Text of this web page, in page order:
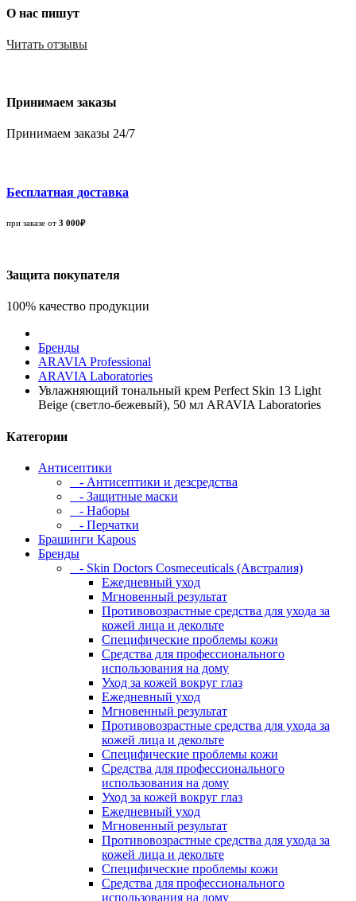
О нас пишут
Читать отзывы
Принимаем заказы
Принимаем заказы 24/7
Бесплатная доставка
при заказе от 3 000₽
Защита покупателя
100% качество продукции
Бренды
ARAVIA Professional
ARAVIA Laboratories
Увлажняющий тональный крем Perfect Skin 13 Light
Beige (светло-бежевый), 50 мл ARAVIA Laboratories
Категории
Антисептики
- Антисептики и дезсредства
- Защитные маски
- Наборы
- Перчатки
Брашинги Kapous
Бренды
- Skin Doctors Cosmeceuticals (Австралия)
Ежедневный уход
Мгновенный результат
Противовозрастные средства для ухода за
кожей лица и декольте
Специфические проблемы кожи
Средства для профессионального
использования на дому
Уход за кожей вокруг глаз
Ежедневный уход
Мгновенный результат
Противовозрастные средства для ухода за
кожей лица и декольте
Специфические проблемы кожи
Средства для профессионального
использования на дому
Уход за кожей вокруг глаз
Ежедневный уход
Мгновенный результат
Противовозрастные средства для ухода за
кожей лица и декольте
Специфические проблемы кожи
Средства для профессионального
использования на дому